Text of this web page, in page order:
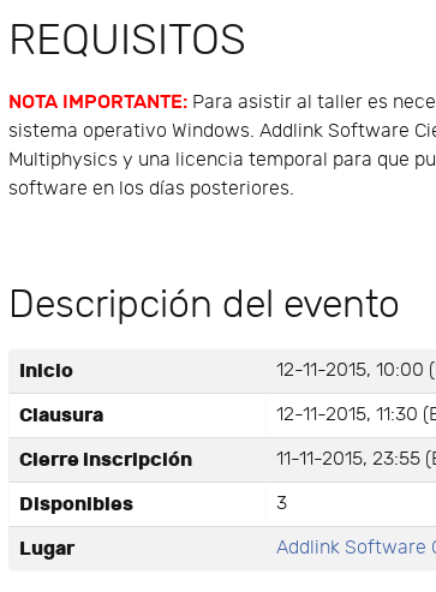
REQUISITOS
NOTA IMPORTANTE: Para asistir al taller es
sistema operativo Windows. Addlink Software
Multiphysics y una licencia temporal para que
software en los días posteriores.
Descripción del evento
Inicio 12-11-2015, 10:00
Clausura 12-11-2015, 11:30
Cierre inscripción 11-11-2015, 23:55
Disponibles 3
Lugar Addlink Software